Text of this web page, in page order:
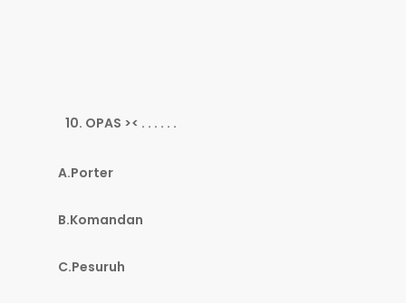
OPAS >< . . . . . .
A.Porter
B.Komandan
C.Pesuruh